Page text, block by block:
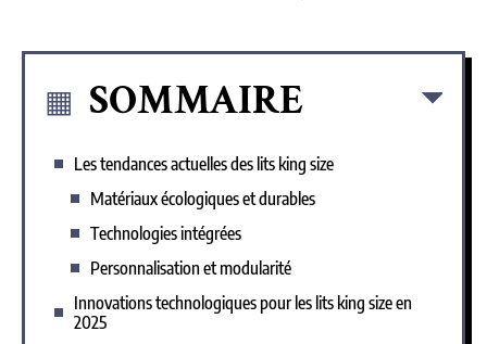
SOMMAIRE
Les tendances actuelles des lits king size
Matériaux écologiques et durables
Technologies intégrées
Personnalisation et modularité
Innovations technologiques pour les lits king size en
2025